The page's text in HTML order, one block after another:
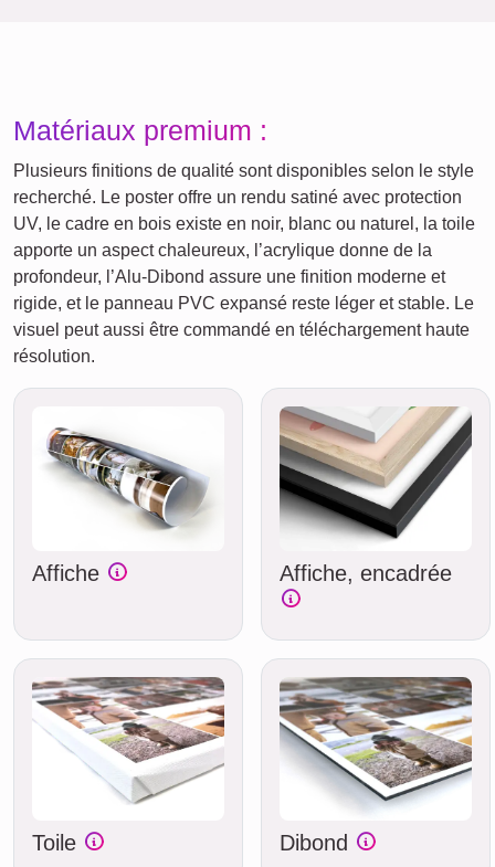
Matériaux premium :
Plusieurs finitions de qualité sont disponibles selon le style
recherché. Le poster offre un rendu satiné avec protection
UV, le cadre en bois existe en noir, blanc ou naturel, la toile
apporte un aspect chaleureux, l’acrylique donne de la
profondeur, l’Alu-Dibond assure une finition moderne et
rigide, et le panneau PVC expansé reste léger et stable. Le
visuel peut aussi être commandé en téléchargement haute
résolution.
Affiche Affiche, encadrée
Toile Dibond